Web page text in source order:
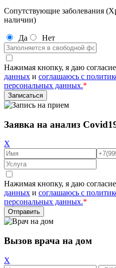
Сопутствующие заболевания
наличии)
Да Нет
Нажимая кнопку, я даю
данных и соглашаюсь с
персональных данных.*
Заявка на анализ
X
Нажимая кнопку, я даю
данных и соглашаюсь с
персональных данных.*
Вызов врача на дом
X